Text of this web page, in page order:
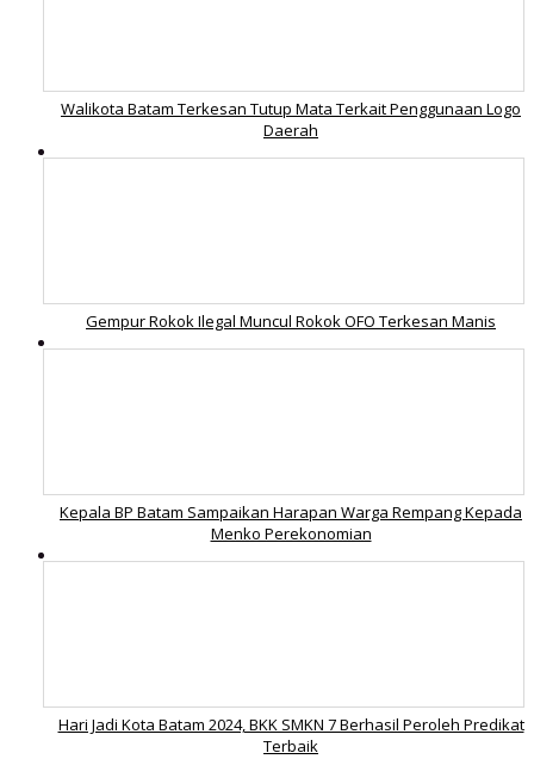
Walikota Batam Terkesan Tutup Mata Terkait Penggunaan Logo
Daerah
Gempur Rokok Ilegal Muncul Rokok OFO Terkesan Manis
Kepala BP Batam Sampaikan Harapan Warga Rempang Kepada
Menko Perekonomian
Hari Jadi Kota Batam 2024, BKK SMKN 7 Berhasil Peroleh Predikat
Terbaik